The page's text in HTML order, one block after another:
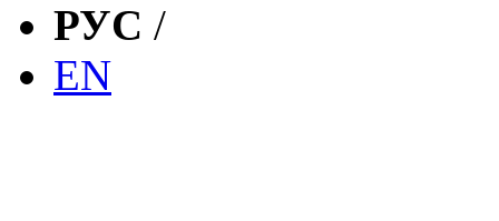
РУС /
EN